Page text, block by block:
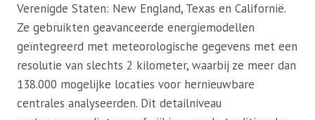
Verenigde Staten: New England, Texas en Californië.
Ze gebruikten geavanceerde energiemodellen
geïntegreerd met meteorologische gegevens met een
resolutie van slechts 2 kilometer, waarbij ze meer dan
138.000 mogelijke locaties voor hernieuwbare
centrales analyseerden. Dit detailniveau